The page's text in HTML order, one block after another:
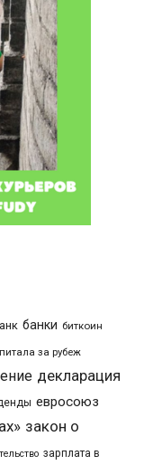
банки биткоин
за рубеж
декларация
евросоюз
закон о
зарплата в